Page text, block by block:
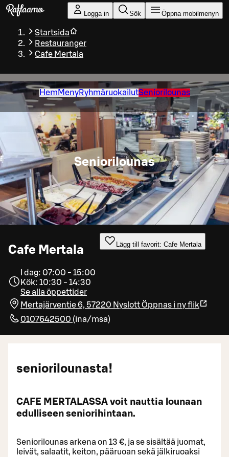
Gå till huvudinnehållet
Logga in Sök Öppna mobilmenyn
Startsida
Restauranger
Cafe Mertala
Hem MenyRyhmäruokailutSeniorilounas
Seniorilounas
Cafe Mertala Lägg till favorit: Cafe Mertala
I dag: 07:00 - 15:00
Kök: 10:30 - 14:30
Se alla öppettider
Mertajärventie 6, 57220 NyslottÖppnas i ny flik
0107642500 (ina/msa)
seniorilounasta!
CAFE MERTALASSA voit nauttia lounaan
edulliseen seniorihintaan.
Seniorilounas arkena on 13 €, ja se sisältää juomat,
leivät, salaatit, keiton, pääruoan sekä jälkiruoaksi